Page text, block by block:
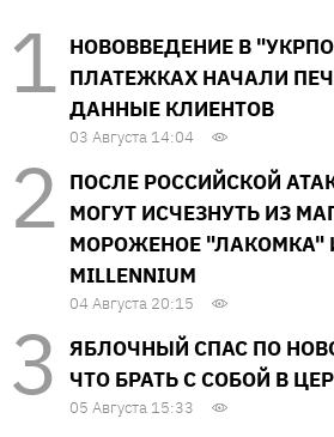
НОВОВВЕДЕНИЕ В
ПЛАТЕЖКАХ НАЧАЛИ
ДАННЫЕ КЛИЕНТОВ
03 Августа 14:04
ПОСЛЕ РОССИЙСКОЙ
МОГУТ ИСЧЕЗНУТЬ ИЗ
МОРОЖЕНОЕ "ЛАКОМКА"
MILLENNIUM
04 Августа 20:15
ЯБЛОЧНЫЙ СПАС ПО
ЧТО БРАТЬ С СОБОЙ В
05 Августа 15:33